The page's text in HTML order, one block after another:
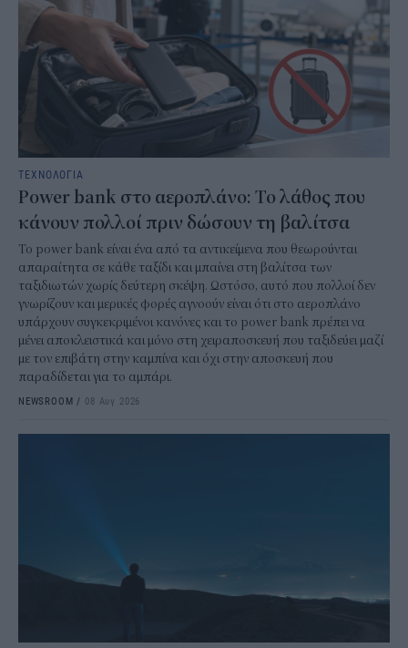
ΤΕΧΝΟΛΟΓΙΑ
Power bank στο αεροπλάνο: Το λάθος που
κάνουν πολλοί πριν δώσουν τη βαλίτσα
To power bank είναι ένα από τα αντικείμενα που θεωρούνται
απαραίτητα σε κάθε ταξίδι και μπαίνει στη βαλίτσα των
ταξιδιωτών χωρίς δεύτερη σκέψη. Ωστόσο, αυτό που πολλοί δεν
γνωρίζουν και μερικές φορές αγνοούν είναι ότι στο αεροπλάνο
υπάρχουν συγκεκριμένοι κανόνες και το power bank πρέπει να
μένει αποκλειστικά και μόνο στη χειραποσκευή που ταξιδεύει μαζί
με τον επιβάτη στην καμπίνα και όχι στην αποσκευή που
παραδίδεται για το αμπάρι.
NEWSROOM / 08 Αυγ 2026